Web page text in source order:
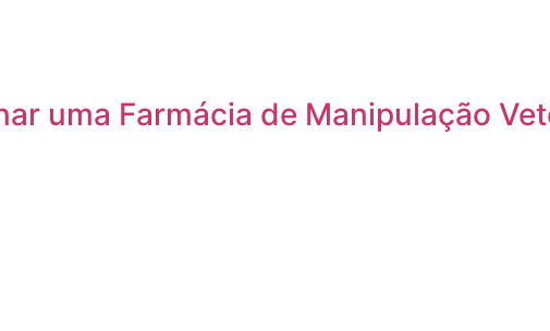
uma Farmácia de Manipulação